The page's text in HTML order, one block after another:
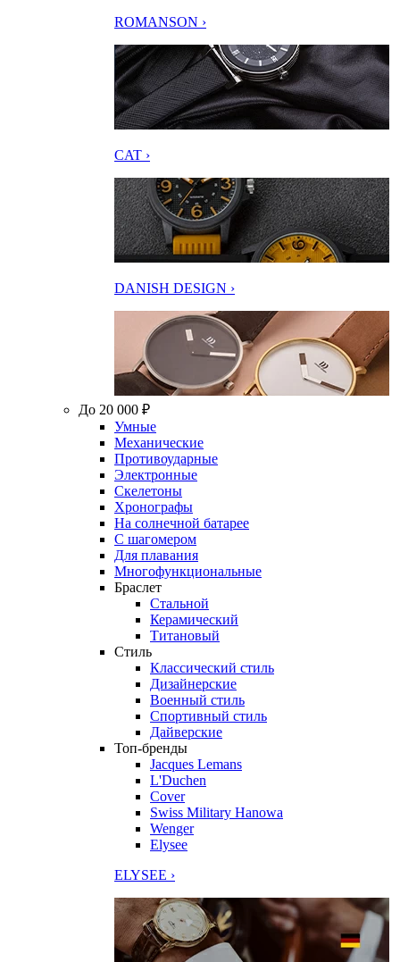
ROMANSON ›
CAT ›
DANISH DESIGN ›
До 20 000 ₽
Умные
Механические
Противоударные
Электронные
Скелетоны
Хронографы
На солнечной батарее
С шагомером
Для плавания
Многофункциональные
Браслет
Стальной
Керамический
Титановый
Стиль
Классический стиль
Дизайнерские
Военный стиль
Спортивный стиль
Дайверские
Топ-бренды
Jacques Lemans
L'Duchen
Cover
Swiss Military Hanowa
Wenger
Elysee
ELYSEE ›